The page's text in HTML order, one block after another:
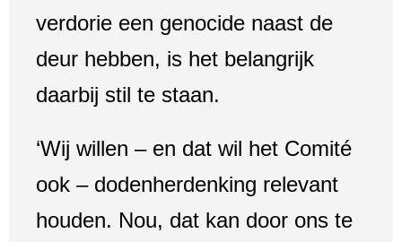
verdorie een genocide naast de
deur hebben, is het belangrijk
daarbij stil te staan.
‘Wij willen – en dat wil het Comité
ook – dodenherdenking relevant
houden. Nou, dat kan door ons te